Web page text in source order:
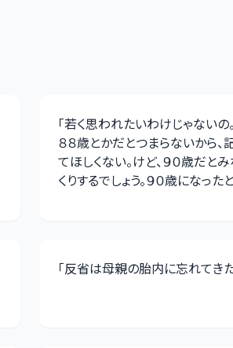
「若く思われたいわけじゃないの。
８８歳とかだとつまらないから、
てほしくない。けど、９０歳だと
くりするでしょう。９０歳になった
「反省は母親の胎内に忘れてき